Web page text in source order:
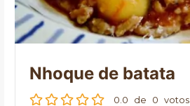
Nhoque de batata
0.0 de 0 votos